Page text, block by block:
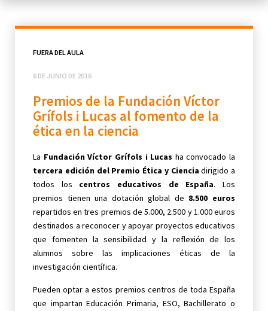
FUERA DEL AULA
6 DE JUNIO DE 2016
Premios de la Fundación Víctor
Grífols i Lucas al fomento de la
ética en la ciencia
La Fundación Víctor Grífols i Lucas ha convocado la
tercera edición del Premio Ética y Ciencia dirigido a
todos los centros educativos de España. Los
premios tienen una dotación global de 8.500 euros
repartidos en tres premios de 5.000, 2.500 y 1.000 euros
destinados a reconocer y apoyar proyectos educativos
que fomenten la sensibilidad y la reflexión de los
alumnos sobre las implicaciones éticas de la
investigación científica.
Pueden optar a estos premios centros de toda España
que impartan Educación Primaria, ESO, Bachillerato o